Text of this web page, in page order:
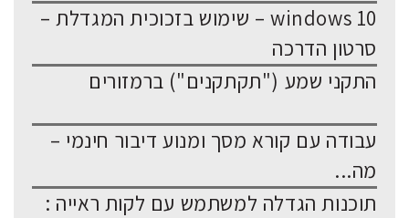
windows 10 – שימוש בזכוכית המגדלת –
סרטון הדרכה
התקני שמע ("תקתקנים") ברמזורים
עבודה עם קורא מסך ומנוע דיבור חינמי –
מה...
תוכנות הגדלה למשתמש עם לקות ראייה :